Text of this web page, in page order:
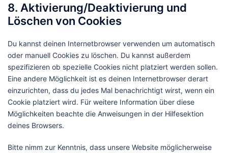
8. Aktivierung/Deaktivierung und
Löschen von Cookies
Du kannst deinen Internetbrowser verwenden um automatisch
oder manuell Cookies zu löschen. Du kannst außerdem
spezifizieren ob spezielle Cookies nicht platziert werden sollen.
Eine andere Möglichkeit ist es deinen Internetbrowser derart
einzurichten, dass du jedes Mal benachrichtigt wirst, wenn ein
Cookie platziert wird. Für weitere Information über diese
Möglichkeiten beachte die Anweisungen in der Hilfesektion
deines Browsers.
Bitte nimm zur Kenntnis, dass unsere Website möglicherweise